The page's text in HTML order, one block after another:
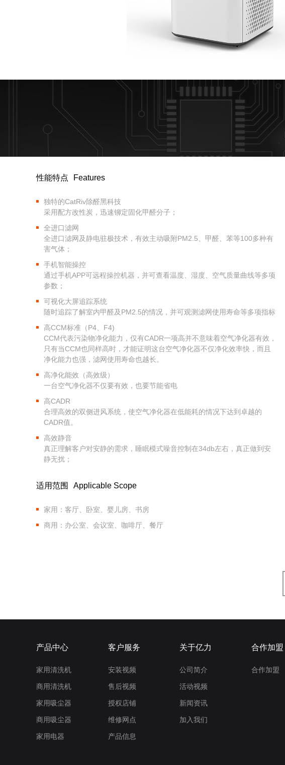
性能特点 Features
独特的CatRiv除醛黑科技
采用配方改性炭，迅速铆定固化甲醛分子；
全进口滤网
全进口滤网及静电驻极技术，有效主动吸附PM2.5、甲醛、苯等100多种有
害气体；
手机智能操控
通过手机APP可远程操控机器，并可查看温度、湿度、空气质量曲线等多项
参数；
可视化大屏追踪系统
随时追踪了解室内甲醛及PM2.5的情况，并可观测滤网使用寿命等多项指标
高CCM标准（P4、F4)
CCM代表污染物净化能力，仅有CADR一项高并不意味着空气净化器有效，
只有当CCM也同样高时，才能证明这台空气净化器不仅净化效率快，而且
净化能力也强，滤网使用寿命也越长。
高净化能效（高效级）
一台空气净化器不仅要有效，也要节能省电
高CADR
合理高效的双侧进风系统，使空气净化器在低能耗的情况下达到卓越的
CADR值。
高效静音
真正理解客户对安静的需求，睡眠模式噪音控制在34db左右，真正做到安
静无扰；
适用范围 Applicable Scope
家用：客厅、卧室、婴儿房、书房
商用：办公室、会议室、咖啡厅、餐厅
产品中心
家用清洗机
商用清洗机
家用吸尘器
商用吸尘器
家用电器
客户服务
安装视频
售后视频
授权店铺
维修网点
产品信息
关于亿力
公司简介
活动视频
新闻资讯
加入我们
合作加盟
合作加盟